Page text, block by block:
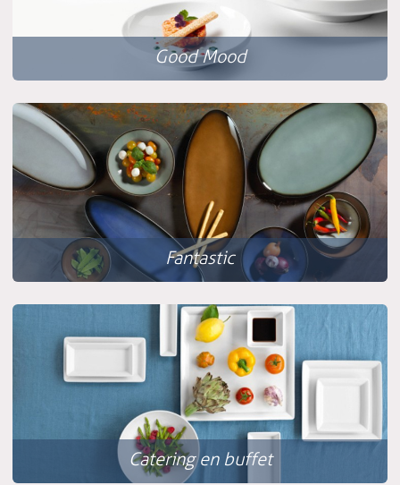
Good Mood
Fantastic
Catering en buffet